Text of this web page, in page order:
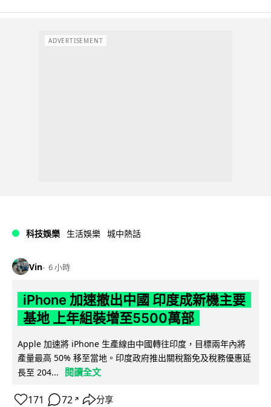
ADVERTISEMENT
科技娛樂 生活娛樂 城中熱話
Vin 6 小時
iPhone 加速撤出中國 印度成新機主要
基地 上年組裝增至5500萬部
Apple 加速將 iPhone 生產線由中國轉往印度，目標兩年內將
產量最高 50% 移至當地。印度政府推出關稅豁免及稅務優惠延
長至 204...
閱讀全文
171 72 ↗ 分享